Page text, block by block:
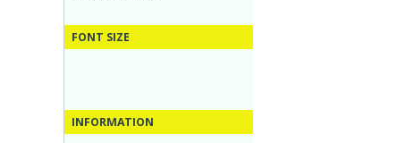
FONT SIZE
INFORMATION